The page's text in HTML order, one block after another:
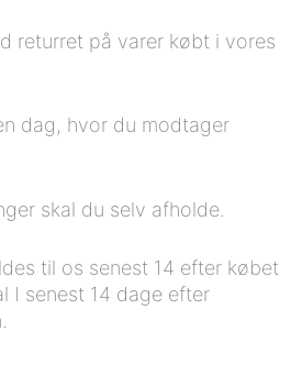
returret på varer købt i vores
dag, hvor du modtager
skal du selv afholde.
til os senest 14 efter købet
I senest 14 dage efter